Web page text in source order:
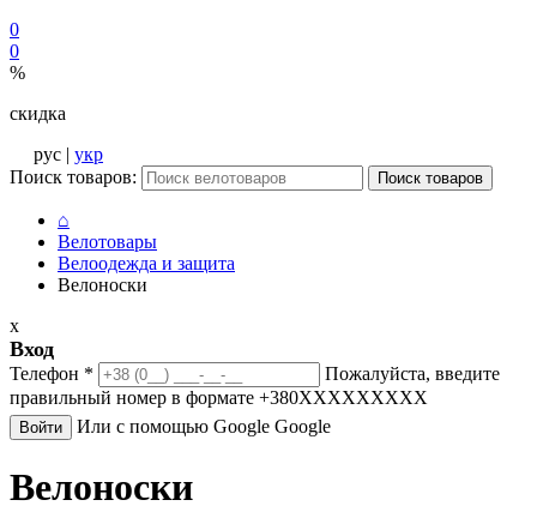
0
0
%
скидка
рус | укр
Поиск товаров:
Поиск товаров
⌂
Велотовары
Велоодежда и защита
Велоноски
x
Вход
Телефон *
Пожалуйста, введите
правильный номер в формате +380XXXXXXXXX
Войти Или с помощью Google Google
Велоноски